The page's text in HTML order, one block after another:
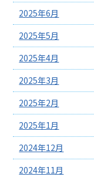
2025年6月
2025年5月
2025年4月
2025年3月
2025年2月
2025年1月
2024年12月
2024年11月